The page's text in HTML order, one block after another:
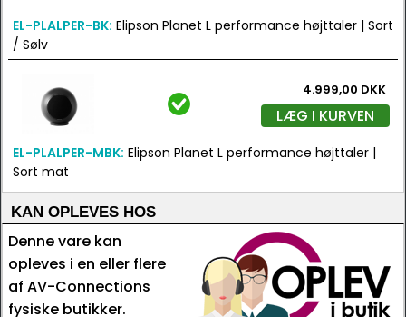
EL-PLALPER-BK: Elipson Planet L performance højttaler | Sort
/ Sølv
4.999,00 DKK
LÆG I KURVEN
EL-PLALPER-MBK: Elipson Planet L performance højttaler |
Sort mat
KAN OPLEVES HOS
Denne vare kan
opleves i en eller flere
af AV-Connections
fysiske butikker.